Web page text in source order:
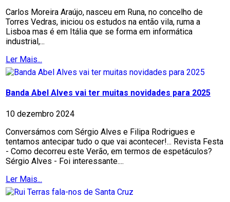
Carlos Moreira Araújo, nasceu em Runa, no concelho de
Torres Vedras, iniciou os estudos na então vila, ruma a
Lisboa mas é em Itália que se forma em informática
industrial,...
Ler Mais...
Banda Abel Alves vai ter muitas novidades para 2025
10 dezembro 2024
Conversámos com Sérgio Alves e Filipa Rodrigues e
tentamos antecipar tudo o que vai acontecer!... Revista Festa
- Como decorreu este Verão, em termos de espetáculos?
Sérgio Alves - Foi interessante....
Ler Mais...